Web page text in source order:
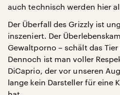
auch technisch werden hier
Der Überfall des Grizzly ist
inszeniert. Der
Gewaltporno – schält das
Dennoch ist man voller
DiCaprio, der vor unseren
lange kein Darsteller für eine